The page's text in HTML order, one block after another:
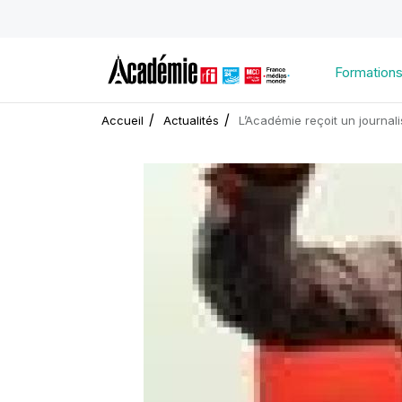
Accueil Actualités L’Académie reçoit un